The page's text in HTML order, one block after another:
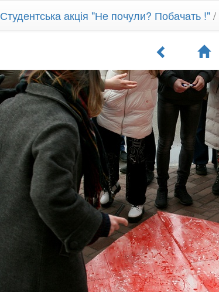
Студентська акція "Не почули? Побачать !"/